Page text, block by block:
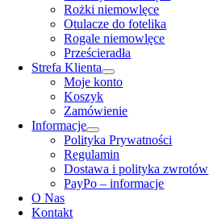
Rożki niemowlęce
Otulacze do fotelika
Rogale niemowlęce
Prześcieradła
Strefa Klienta
Moje konto
Koszyk
Zamówienie
Informacje
Polityka Prywatności
Regulamin
Dostawa i polityka zwrotów
PayPo – informacje
O Nas
Kontakt